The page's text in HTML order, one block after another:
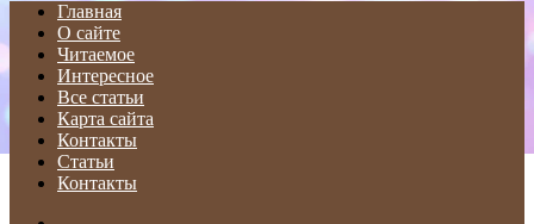
Главная
О сайте
Читаемое
Интересное
Все статьи
Карта сайта
Контакты
Статьи
Контакты